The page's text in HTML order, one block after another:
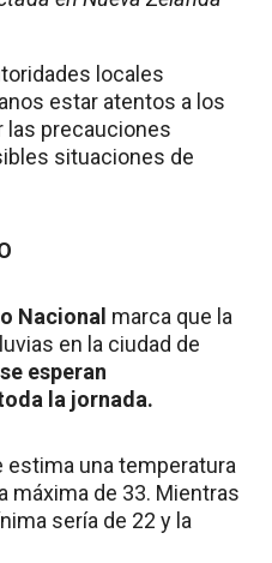
locales
estar atentos a los
las precauciones
situaciones de
Nacional marca que la
en la ciudad de
esperan
la jornada.
estima una temperatura
máxima de 33. Mientras
sería de 22 y la